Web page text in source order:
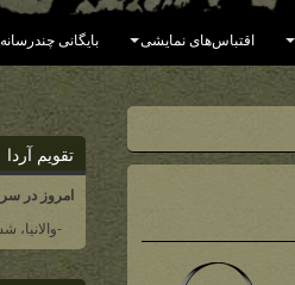
اقتباس‌های نمایشی بایگانی
تقویم آردا
امروز در
-والانیا،